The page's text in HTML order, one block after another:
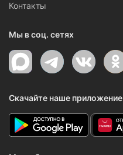
Контакты
Мы в соц. сетях
Скачайте наше приложение